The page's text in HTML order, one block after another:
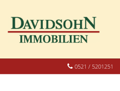
0521 / 5201251